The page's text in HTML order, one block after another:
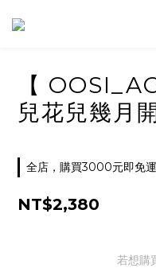
【
兒花兒幾月
全店，購買3000元即免運
NT$2,380
若想購